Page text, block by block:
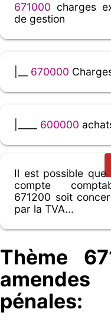
671000 charges
de gestion
670000
600000
Il est possible que
compte
671200 soit
par la TVA...
Thème
pénales: